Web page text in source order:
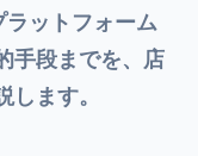
ットフォーム
手段までを、店
ます。